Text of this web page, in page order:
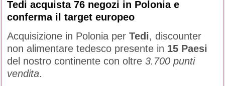
Tedi acquista 76 negozi in Polonia e
conferma il target europeo
Acquisizione in Polonia per Tedi, discounter
non alimentare tedesco presente in 15 Paesi
del nostro continente con oltre 3.700 punti
vendita.